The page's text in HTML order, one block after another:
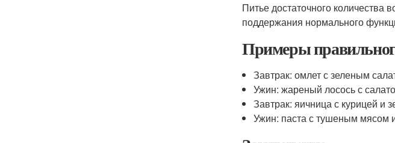
Питье достаточного
поддержания нормального
Примеры
Завтрак: омлет с зеленым
Ужин: жареный лосось с
Завтрак: яичница с курицей и
Ужин: паста с тушеным мясом